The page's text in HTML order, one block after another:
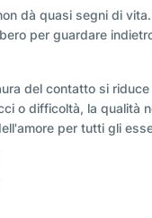
dà quasi segni di
per guardare
del contatto si
o difficoltà, la
per tutti gli